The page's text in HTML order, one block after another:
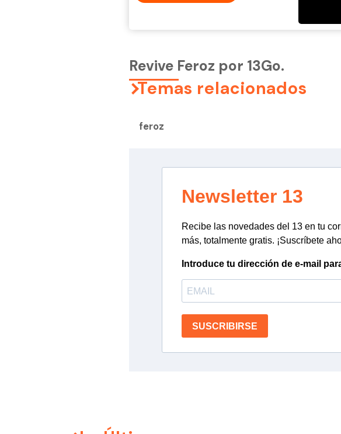
Revive Feroz por 13Go.
Temas relacionados
feroz
Newsletter 13
Recibe las novedades del 13 en tu
más, totalmente gratis. ¡Suscríbete
Introduce tu dirección de e-mail
SUSCRIBIRSE